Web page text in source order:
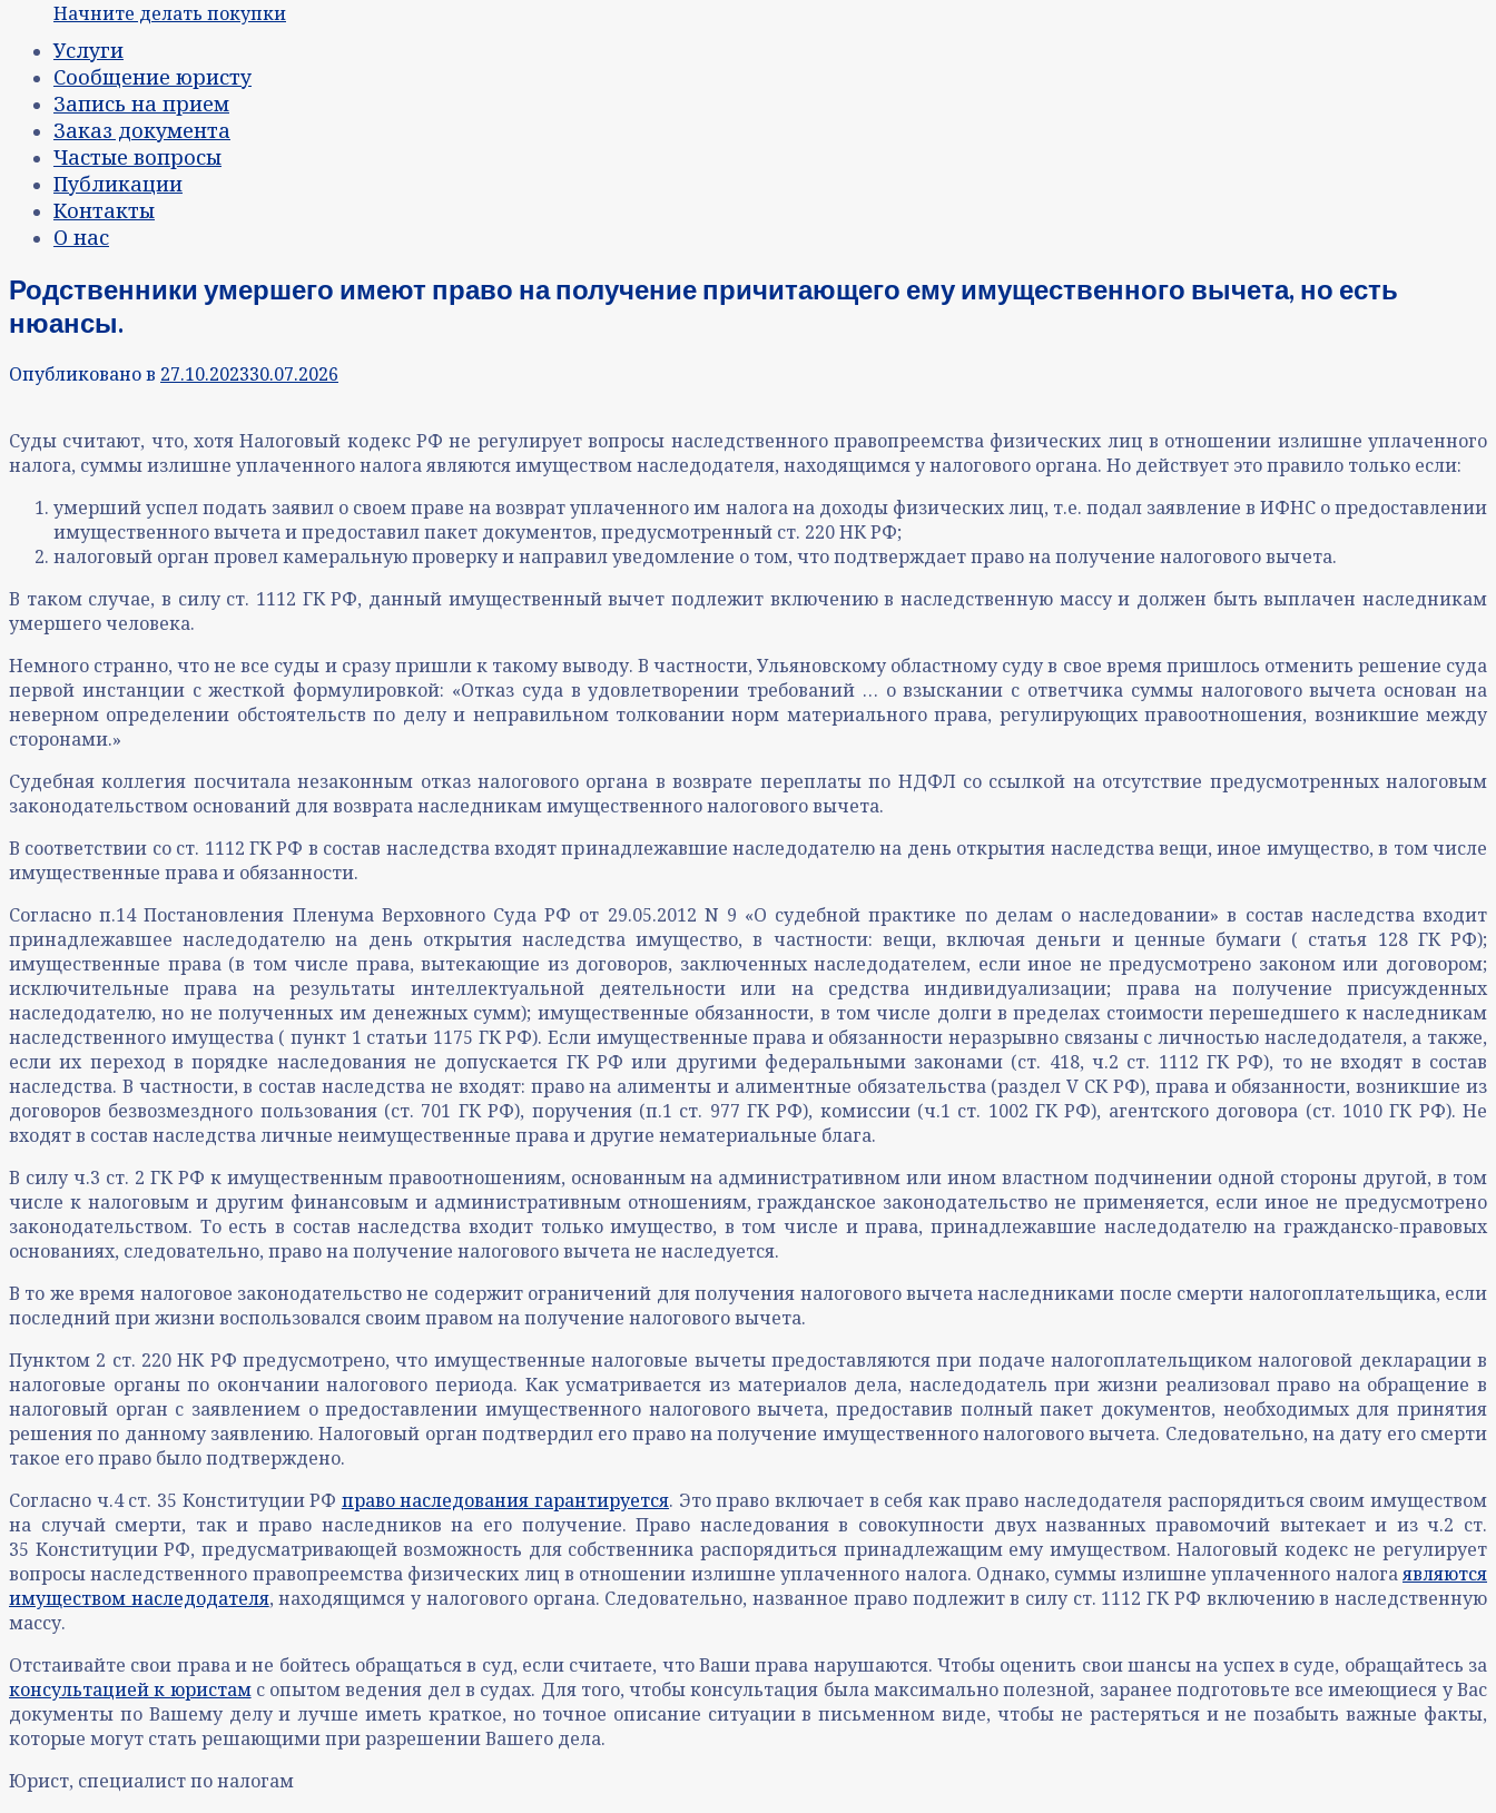
Начните делать покупки
Услуги
Сообщение юристу
Запись на прием
Заказ документа
Частые вопросы
Публикации
Контакты
О нас
Родственники умершего имеют право на получение причитающего ему имущественного вычета, но есть
нюансы.
Опубликовано в 27.10.202330.07.2026
Суды считают, что, хотя Налоговый кодекс РФ не регулирует вопросы наследственного правопреемства физических лиц в отношении излишне уплаченного
налога, суммы излишне уплаченного налога являются имуществом наследодателя, находящимся у налогового органа. Но действует это правило только если:
умерший успел подать заявил о своем праве на возврат уплаченного им налога на доходы физических лиц, т.е. подал заявление в ИФНС о предоставлении
имущественного вычета и предоставил пакет документов, предусмотренный ст. 220 НК РФ;
налоговый орган провел камеральную проверку и направил уведомление о том, что подтверждает право на получение налогового вычета.
В таком случае, в силу ст. 1112 ГК РФ, данный имущественный вычет подлежит включению в наследственную массу и должен быть выплачен наследникам
умершего человека.
Немного странно, что не все суды и сразу пришли к такому выводу. В частности, Ульяновскому областному суду в свое время пришлось отменить решение суда
первой инстанции с жесткой формулировкой: «Отказ суда в удовлетворении требований … о взыскании с ответчика суммы налогового вычета основан на
неверном определении обстоятельств по делу и неправильном толковании норм материального права, регулирующих правоотношения, возникшие между
сторонами.»
Судебная коллегия посчитала незаконным отказ налогового органа в возврате переплаты по НДФЛ со ссылкой на отсутствие предусмотренных налоговым
законодательством оснований для возврата наследникам имущественного налогового вычета.
В соответствии со ст. 1112 ГК РФ в состав наследства входят принадлежавшие наследодателю на день открытия наследства вещи, иное имущество, в том числе
имущественные права и обязанности.
Согласно п.14 Постановления Пленума Верховного Суда РФ от 29.05.2012 N 9 «О судебной практике по делам о наследовании» в состав наследства входит
принадлежавшее наследодателю на день открытия наследства имущество, в частности: вещи, включая деньги и ценные бумаги ( статья 128 ГК РФ);
имущественные права (в том числе права, вытекающие из договоров, заключенных наследодателем, если иное не предусмотрено законом или договором;
исключительные права на результаты интеллектуальной деятельности или на средства индивидуализации; права на получение присужденных
наследодателю, но не полученных им денежных сумм); имущественные обязанности, в том числе долги в пределах стоимости перешедшего к наследникам
наследственного имущества ( пункт 1 статьи 1175 ГК РФ). Если имущественные права и обязанности неразрывно связаны с личностью наследодателя, а также,
если их переход в порядке наследования не допускается ГК РФ или другими федеральными законами (ст. 418, ч.2 ст. 1112 ГК РФ), то не входят в состав
наследства. В частности, в состав наследства не входят: право на алименты и алиментные обязательства (раздел V СК РФ), права и обязанности, возникшие из
договоров безвозмездного пользования (ст. 701 ГК РФ), поручения (п.1 ст. 977 ГК РФ), комиссии (ч.1 ст. 1002 ГК РФ), агентского договора (ст. 1010 ГК РФ). Не
входят в состав наследства личные неимущественные права и другие нематериальные блага.
В силу ч.3 ст. 2 ГК РФ к имущественным правоотношениям, основанным на административном или ином властном подчинении одной стороны другой, в том
числе к налоговым и другим финансовым и административным отношениям, гражданское законодательство не применяется, если иное не предусмотрено
законодательством. То есть в состав наследства входит только имущество, в том числе и права, принадлежавшие наследодателю на гражданско-правовых
основаниях, следовательно, право на получение налогового вычета не наследуется.
В то же время налоговое законодательство не содержит ограничений для получения налогового вычета наследниками после смерти налогоплательщика, если
последний при жизни воспользовался своим правом на получение налогового вычета.
Пунктом 2 ст. 220 НК РФ предусмотрено, что имущественные налоговые вычеты предоставляются при подаче налогоплательщиком налоговой декларации в
налоговые органы по окончании налогового периода. Как усматривается из материалов дела, наследодатель при жизни реализовал право на обращение в
налоговый орган с заявлением о предоставлении имущественного налогового вычета, предоставив полный пакет документов, необходимых для принятия
решения по данному заявлению. Налоговый орган подтвердил его право на получение имущественного налогового вычета. Следовательно, на дату его смерти
такое его право было подтверждено.
Согласно ч.4 ст. 35 Конституции РФ право наследования гарантируется. Это право включает в себя как право наследодателя распорядиться своим имуществом
на случай смерти, так и право наследников на его получение. Право наследования в совокупности двух названных правомочий вытекает и из ч.2 ст.
35 Конституции РФ, предусматривающей возможность для собственника распорядиться принадлежащим ему имуществом. Налоговый кодекс не регулирует
вопросы наследственного правопреемства физических лиц в отношении излишне уплаченного налога. Однако, суммы излишне уплаченного налогаявляются
имуществом наследодателя, находящимся у налогового органа. Следовательно, названное право подлежит в силу ст. 1112 ГК РФ включению в наследственную
массу.
Отстаивайте свои права и не бойтесь обращаться в суд, если считаете, что Ваши права нарушаются. Чтобы оценить свои шансы на успех в суде, обращайтесь за
консультацией к юристамс опытом ведения дел в судах. Для того, чтобы консультация была максимально полезной, заранее подготовьте все имеющиеся у Вас
документы по Вашему делу и лучше иметь краткое, но точное описание ситуации в письменном виде, чтобы не растеряться и не позабыть важные факты,
которые могут стать решающими при разрешении Вашего дела.
Юрист, специалист по налогам